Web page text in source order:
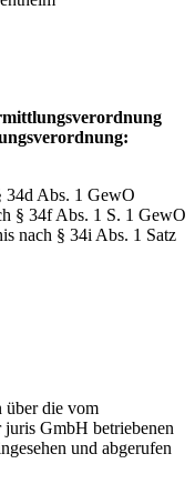
34d Abs. 1 GewO
§ 34f Abs. 1 S. 1 GewO
nach § 34i Abs. 1 Satz
über die vom
GmbH betriebenen
und abgerufen